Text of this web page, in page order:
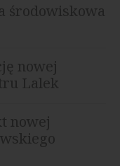
środowiskowa
nowej
Lalek
nowej